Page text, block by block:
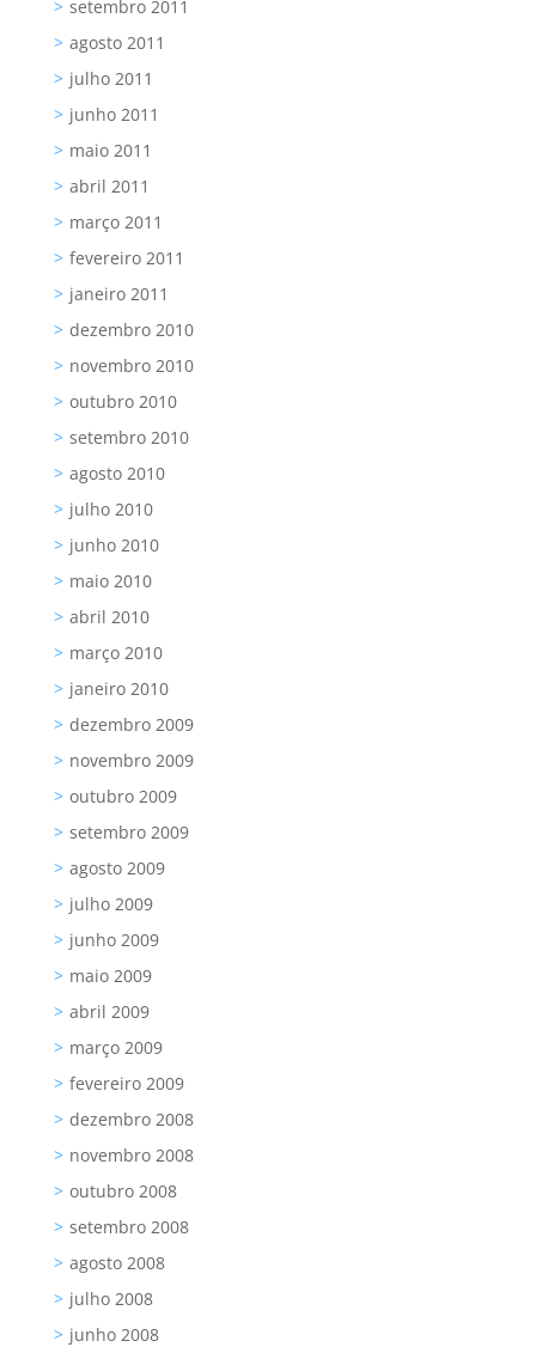
setembro 2011
agosto 2011
julho 2011
junho 2011
maio 2011
abril 2011
março 2011
fevereiro 2011
janeiro 2011
dezembro 2010
novembro 2010
outubro 2010
setembro 2010
agosto 2010
julho 2010
junho 2010
maio 2010
abril 2010
março 2010
janeiro 2010
dezembro 2009
novembro 2009
outubro 2009
setembro 2009
agosto 2009
julho 2009
junho 2009
maio 2009
abril 2009
março 2009
fevereiro 2009
dezembro 2008
novembro 2008
outubro 2008
setembro 2008
agosto 2008
julho 2008
junho 2008